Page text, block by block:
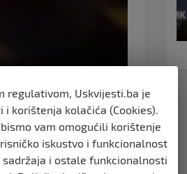
ozljeda. Policija
se dogodio ispred
regulativom, Uskvijesti.ba je
korištenja kolačića (Cookies).
vam omogućili korištenje
iskustvo i funkcionalnost
i ostale funkcionalnosti